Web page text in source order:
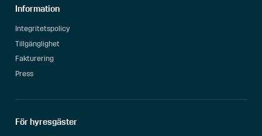
Information
Integritetspolicy
Tillgänglighet
Fakturering
Press
För hyresgäster